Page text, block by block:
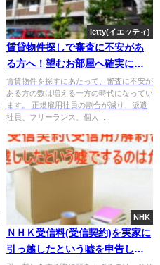
ietty(イエッティ)
賃貸物件探しで審査に不安があ
る方へ！望むお部屋へ確実に入
居できるチャットサービスの使
い方！
賃貸物件を探すにあたって、審査に不安が
ある方の数は増える一方の時代になってい
ます。 正規雇用社員の割合が減り、派遣
社員、フリーランス、個人...
NHK
ＮＨＫ受信料(受信契約)を実家に
引っ越したという嘘を申告して